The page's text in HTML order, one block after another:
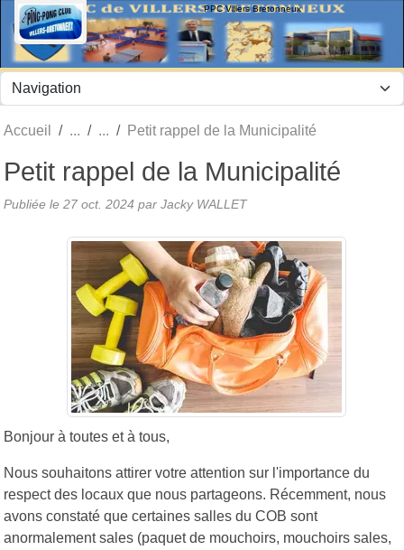
PPC Villers Bretonneux
Accueil Petit rappel de la Municipalité
Petit rappel de la Municipalité
Publiée le 27 oct. 2024 par Jacky WALLET
Bonjour à toutes et à tous,
Nous souhaitons attirer votre attention sur l'importance du
respect des locaux que nous partageons. Récemment, nous
avons constaté que certaines salles du COB sont
anormalement sales (paquet de mouchoirs, mouchoirs sales,
Panneau de gestion des cookies